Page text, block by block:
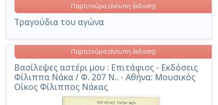
Τραγούδια του αγώνα
Παρτιτούρα (έντυπη έκδοση)
Βασίλεψες αστέρι μου : Επιτάφιος - Εκδόσεις
Φίλιππα Νάκα / Φ. 207 Ν.. - Αθήνα: Μουσικός
Οίκος Φίλιππος Νάκας
Παρτιτούρα (έντυπη έκδοση)